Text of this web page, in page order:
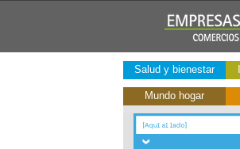
Salud y bienestar
Mundo hogar